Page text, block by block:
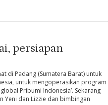
persiapan
di Padang (Sumatera Barat) untuk
untuk mengoperasikan program
Pribumi Indonesia’. Sekarang
Yeni dan Lizzie dan bimbingan